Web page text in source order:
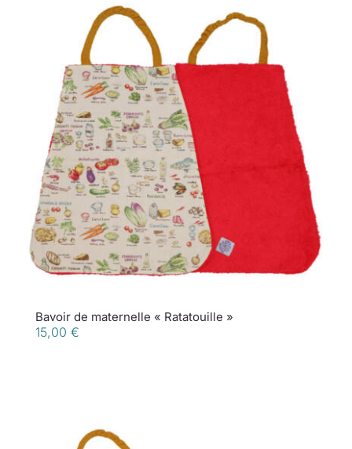
Bavoir de maternelle « Ratatouille »
15,00 €